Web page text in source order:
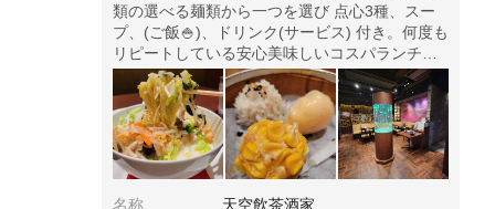
類の選べる麺類から一つを選び 点心3種、スー
プ、(ご飯🍚)、ドリンク(サービス) 付き。何度も
リピートしている安心美味しいコスパランチで
す😋 選べる麺は今回は「野菜たっぷり海鮮豆乳
麺」にしました
名称
天空飲茶酒家